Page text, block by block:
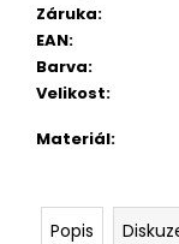
Záruka:
EAN:
Barva:
Velikost:
Materiál:
Popis